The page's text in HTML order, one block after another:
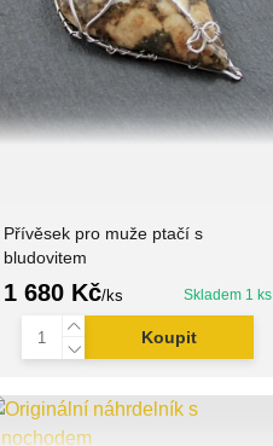
Přívěsek pro muže ptačí s
bludovitem
1 680 Kč/ks Skladem 1 ks
Koupit